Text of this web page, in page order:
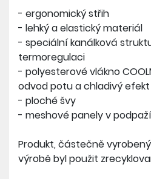
- ergonomický střih
- lehký a elastický materiál
- speciální kanálková
termoregulaci
- polyesterové vlákno
odvod potu a chladivý efekt
- ploché švy
- meshové panely v
Produkt, částečně
výrobě byl použit